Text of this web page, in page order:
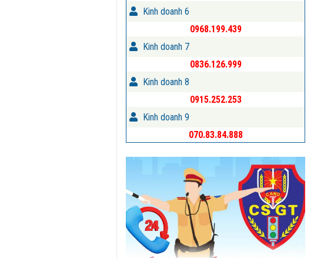
Kinh doanh 6
0968.199.439
Kinh doanh 7
0836.126.999
Kinh doanh 8
0915.252.253
Kinh doanh 9
070.83.84.888